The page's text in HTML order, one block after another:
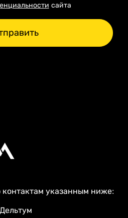
сайта
указанным ниже:
Дельтум